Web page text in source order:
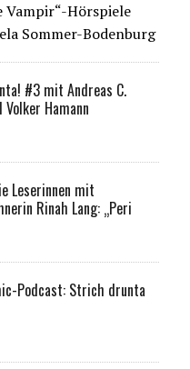
Vampir“-Hörspiele
Sommer-Bodenburg
#3 mit Andreas C.
Volker Hamann
Leserinnen mit
Rinah Lang: „Peri
Podcast: Strich drunta